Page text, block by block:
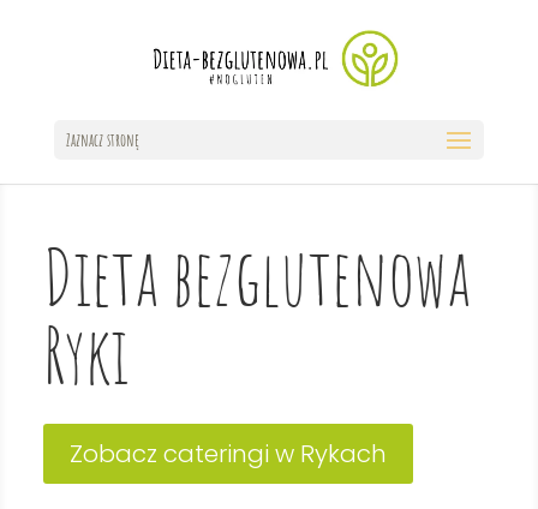
Zaznacz stronę
Dieta bezglutenowa
Ryki
Zobacz cateringi w Rykach